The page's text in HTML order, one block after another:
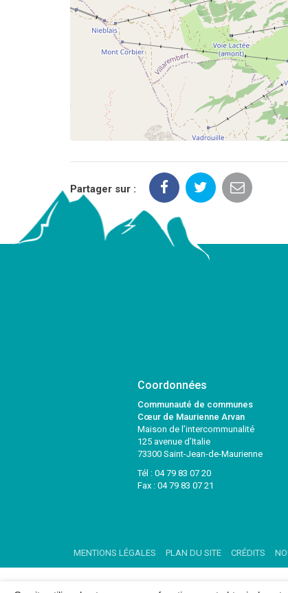
Partager sur :
Coordonnées
Communauté de communes
Cœur de Maurienne Arvan
Maison de l’intercommunalité
125 avenue d’Italie
73300 Saint-Jean-de-Maurienne
Tél : 04 79 83 07 20
Fax : 04 79 83 07 21
MENTIONS LÉGALES PLAN DU SITE CRÉDITS